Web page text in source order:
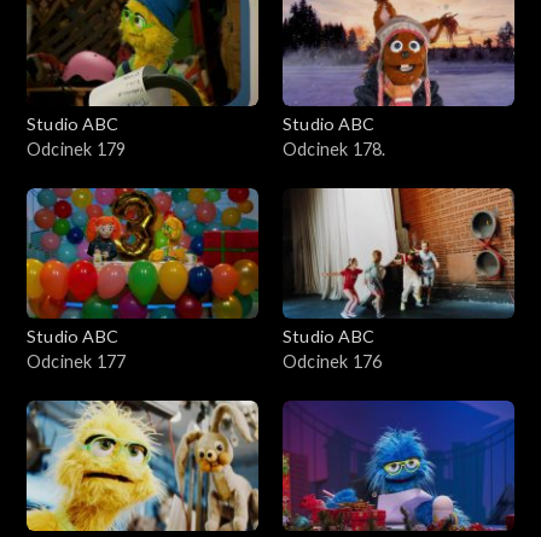
Studio ABC
Odcinek 179
Studio ABC
Odcinek 178.
Studio ABC
Odcinek 177
Studio ABC
Odcinek 176